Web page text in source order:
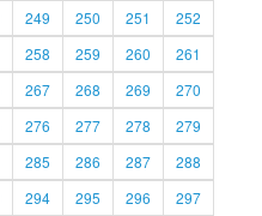
249 250 251
252
258 259 260
261
267 268 269
270
276 277 278
279
285 286 287
288
294 295 296 297